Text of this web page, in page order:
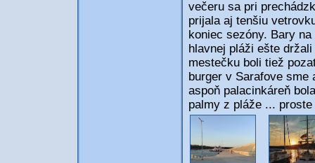
večeru sa pri
prijala aj tenšiu
koniec sezóny. Bary
hlavnej pláži ešte
mestečku boli tiež
burger v Sarafove sme
aspoň palacinkáreň
palmy z pláže ...